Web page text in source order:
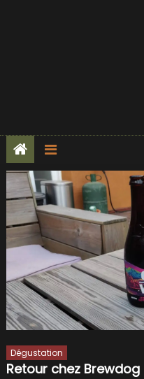
Dégustation
Retour chez